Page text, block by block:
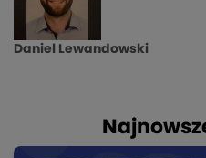
Daniel Lewandowski